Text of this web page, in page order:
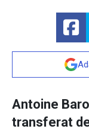
Antoine
transferat